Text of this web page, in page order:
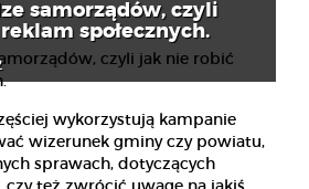
samorządów, czyli
społecznych.
wykorzystują kampanie
wizerunek gminy czy powiatu,
sprawach, dotyczących